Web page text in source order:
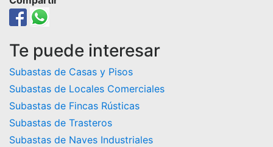
Te puede interesar
Subastas de Casas y Pisos
Subastas de Locales Comerciales
Subastas de Fincas Rústicas
Subastas de Trasteros
Subastas de Naves Industriales